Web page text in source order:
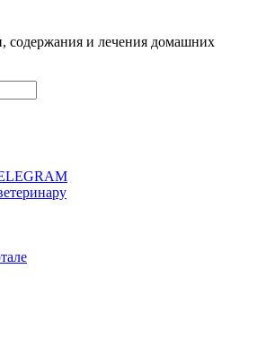
содержания и лечения домашних